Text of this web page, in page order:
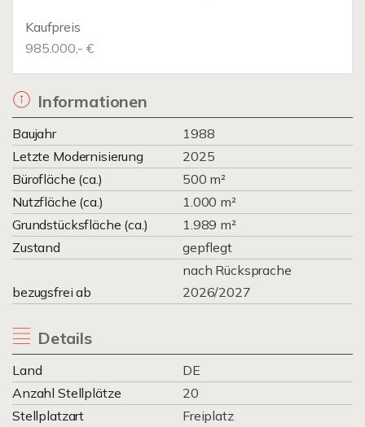
Kaufpreis
985.000,- €
Informationen
Baujahr
1988
Letzte Modernisierung
2025
Bürofläche (ca.)
500 m²
Nutzfläche (ca.)
1.000 m²
Grundstücksfläche (ca.)
1.989 m²
Zustand
gepflegt
bezugsfrei ab
nach Rücksprache
2026/2027
Details
Land
DE
Anzahl Stellplätze
20
Stellplatzart
Freiplatz